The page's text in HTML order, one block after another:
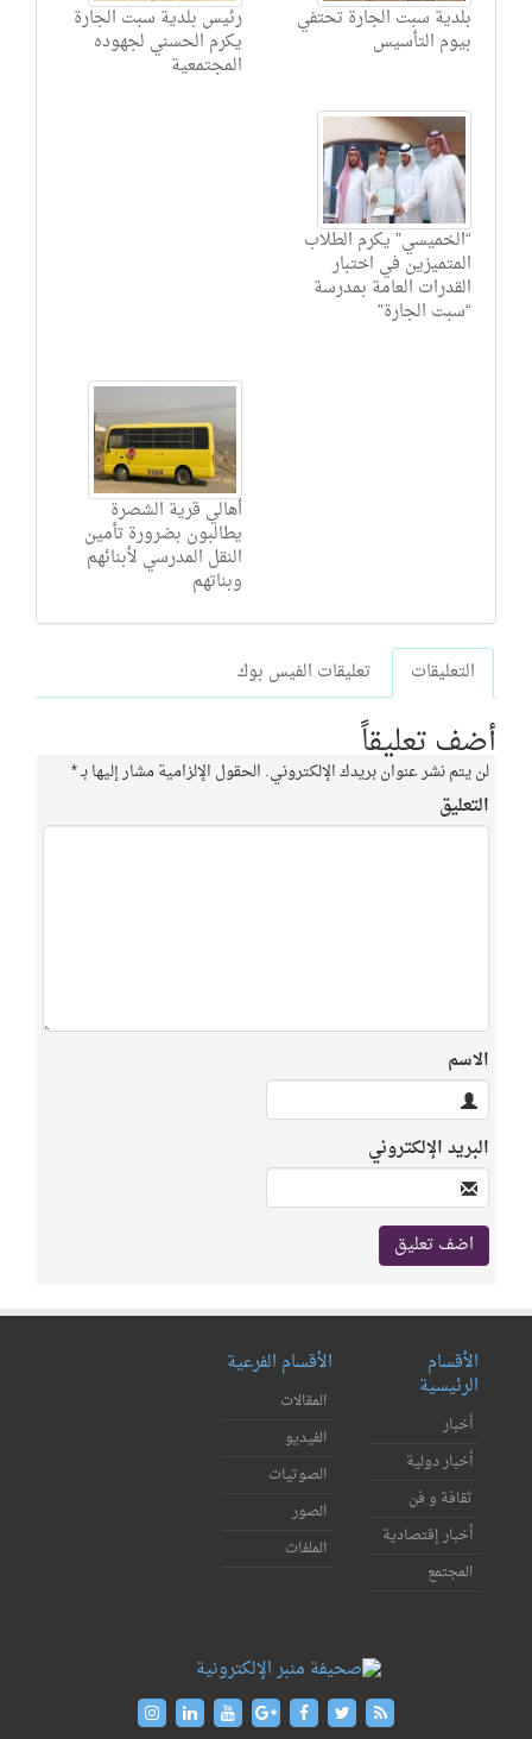
رئيس بلدية سبت الجارة
يكرم الحسني لجهوده
المجتمعية
بلدية سبت الجارة تحتفي
بيوم التأسيس
“الخميسي” يكرم الطلاب
المتميزين في اختبار
القدرات العامة بمدرسة
“سبت الجارة”
أهالي قرية الشصرة
يطالبون بضرورة تأمين
النقل المدرسي لأبنائهم
وبناتهم
التعليقات تعليقات الفيس بوك
أضف تعليقاً
لن يتم نشر عنوان بريدك الإلكتروني. الحقول الإلزامية مشار إليها بـ*
التعليق
الاسم
البريد الإلكتروني
الأقسام
الرئيسية
أخبار
أخبار دولية
ثقافة و فن
أخبار إقتصادية
المجتمع
الأقسام الفرعية
المقالات
الفيديو
الصوتيات
الصور
الملفات